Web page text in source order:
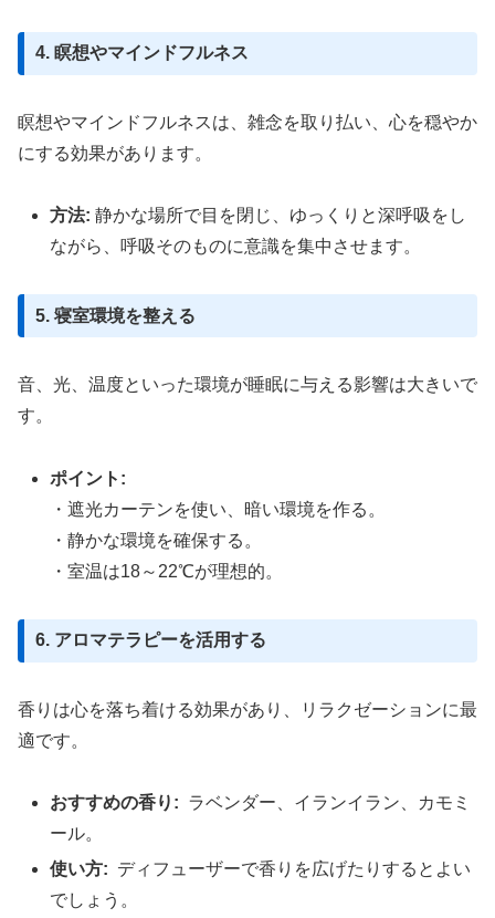
4. 瞑想やマインドフルネス
瞑想やマインドフルネスは、雑念を取り払い、心を穏やか
にする効果があります。
方法: 静かな場所で目を閉じ、ゆっくりと深呼吸をし
ながら、呼吸そのものに意識を集中させます。
5. 寝室環境を整える
音、光、温度といった環境が睡眠に与える影響は大きいで
す。
ポイント:
・遮光カーテンを使い、暗い環境を作る。
・静かな環境を確保する。
・室温は18～22℃が理想的。
6. アロマテラピーを活用する
香りは心を落ち着ける効果があり、リラクゼーションに最
適です。
おすすめの香り: ラベンダー、イランイラン、カモミ
ール。
使い方: ディフューザーで香りを広げたりするとよい
でしょう。